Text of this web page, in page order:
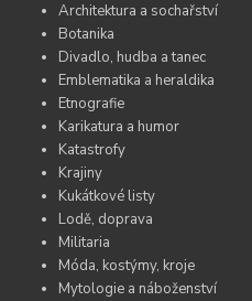
Architektura a sochařství
Botanika
Divadlo, hudba a tanec
Emblematika a heraldika
Etnografie
Karikatura a humor
Katastrofy
Krajiny
Kukátkové listy
Lodě, doprava
Militaria
Móda, kostýmy, kroje
Mytologie a náboženství